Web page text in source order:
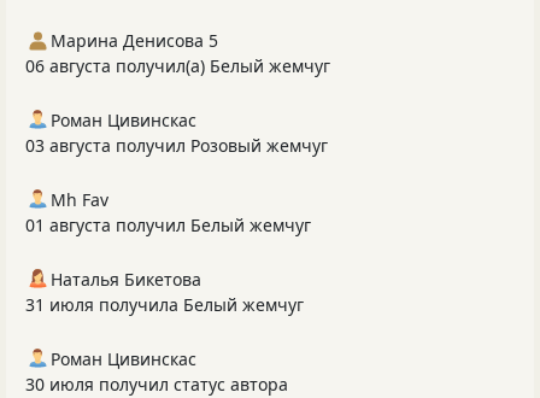
Марина Денисова 5
06 августа получил(а) Белый жемчуг
Роман Цивинскас
03 августа получил Розовый жемчуг
Mh Fav
01 августа получил Белый жемчуг
Наталья Бикетова
31 июля получила Белый жемчуг
Роман Цивинскас
30 июля получил статус автора